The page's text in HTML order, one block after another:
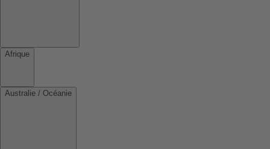
Afrique
Australie / Océanie